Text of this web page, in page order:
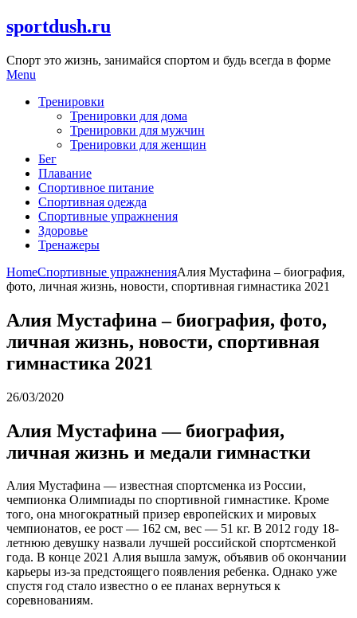
Skip
to
sportdush.ru
Спорт это жизнь, занимайся спортом и будь всегда в форме
Menu
Тренировки
Тренировки для дома
Тренировки для мужчин
Тренировки для женщин
Бег
Плавание
Спортивное питание
Спортивная одежда
Спортивные упражнения
Здоровье
Тренажеры
HomeСпортивные упражненияАлия Мустафина – биография,
фото, личная жизнь, новости, спортивная гимнастика 2021
Алия Мустафина – биография, фото,
личная жизнь, новости, спортивная
гимнастика 2021
26/03/2020
Алия Мустафина — биография,
личная жизнь и медали гимнастки
Алия Мустафина — известная спортсменка из России,
чемпионка Олимпиады по спортивной гимнастике. Кроме
того, она многократный призер европейских и мировых
чемпионатов, ее рост — 162 см, вес — 51 кг. В 2012 году 18-
летнюю девушку назвали лучшей российской спортсменкой
года. В конце 2021 Алия вышла замуж, объявив об окончании
карьеры из-за предстоящего появления ребенка. Однако уже
спустя год стало известно о ее планах вернуться к
соревнованиям.